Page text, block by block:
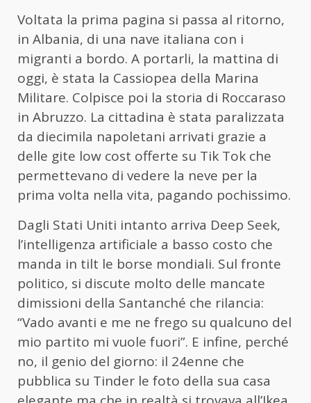
Voltata la prima pagina si passa al ritorno,
in Albania, di una nave italiana con i
migranti a bordo. A portarli, la mattina di
oggi, è stata la Cassiopea della Marina
Militare. Colpisce poi la storia di Roccaraso
in Abruzzo. La cittadina è stata paralizzata
da diecimila napoletani arrivati grazie a
delle gite low cost offerte su Tik Tok che
permettevano di vedere la neve per la
prima volta nella vita, pagando pochissimo.
Dagli Stati Uniti intanto arriva Deep Seek,
l’intelligenza artificiale a basso costo che
manda in tilt le borse mondiali. Sul fronte
politico, si discute molto delle mancate
dimissioni della Santanché che rilancia:
“Vado avanti e me ne frego su qualcuno del
mio partito mi vuole fuori”. E infine, perché
no, il genio del giorno: il 24enne che
pubblica su Tinder le foto della sua casa